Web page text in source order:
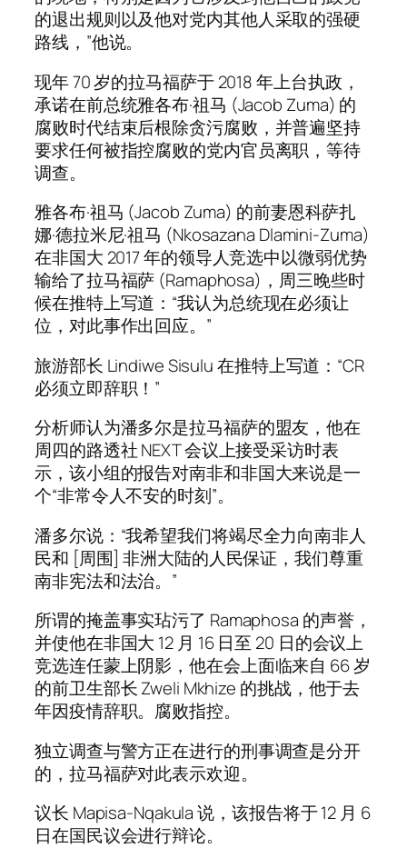
的退出规则以及他对党内其他人采取的强硬
路线，”他说。
现年 70 岁的拉马福萨于 2018 年上台执政，
承诺在前总统雅各布·祖马 (Jacob Zuma) 的
腐败时代结束后根除贪污腐败，并普遍坚持
要求任何被指控腐败的党内官员离职，等待
调查。
雅各布·祖马 (Jacob Zuma) 的前妻恩科萨扎
娜·德拉米尼·祖马 (Nkosazana Dlamini-Zuma)
在非国大 2017 年的领导人竞选中以微弱优势
输给了拉马福萨 (Ramaphosa)，周三晚些时
候在推特上写道：“我认为总统现在必须让
位，对此事作出回应。”
旅游部长 Lindiwe Sisulu 在推特上写道：“CR
必须立即辞职！”
分析师认为潘多尔是拉马福萨的盟友，他在
周四的路透社 NEXT 会议上接受采访时表
示，该小组的报告对南非和非国大来说是一
个“非常令人不安的时刻”。
潘多尔说：“我希望我们将竭尽全力向南非人
民和 [周围] 非洲大陆的人民保证，我们尊重
南非宪法和法治。”
所谓的掩盖事实玷污了 Ramaphosa 的声誉，
并使他在非国大 12 月 16 日至 20 日的会议上
竞选连任蒙上阴影，他在会上面临来自 66 岁
的前卫生部长 Zweli Mkhize 的挑战，他于去
年因疫情辞职。腐败指控。
独立调查与警方正在进行的刑事调查是分开
的，拉马福萨对此表示欢迎。
议长 Mapisa-Nqakula 说，该报告将于 12 月 6
日在国民议会进行辩论。